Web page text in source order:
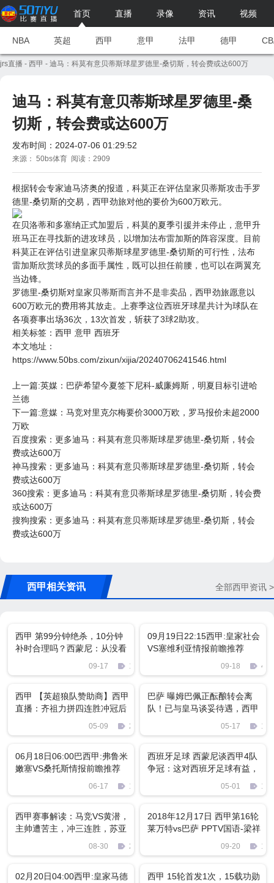
首页 直播 录像 资讯 视频
NBA 英超 西甲 意甲 法甲 德甲
jrs直播 - 西甲 - 迪马：科莫有意贝蒂斯球星罗德里-桑切斯，转会费或达600万
迪马：科莫有意贝蒂斯球星罗德里-桑
切斯，转会费或达600万
发布时间：2024-07-06 01:29:52
来源： 50bs体育 阅读：2909
根据转会专家迪马济奥的报道，科莫正在评估皇家贝蒂斯攻击手罗
德里-桑切斯的交易， 西甲劲旅对他的要价为600万欧元。
在贝洛蒂和多塞纳正式加盟后，科莫的夏季引援并未停止， 意甲升
班马正在寻找新的进攻球员，以增加法布雷加斯的阵容深度。目前
科莫正在评估引进皇家贝蒂斯球星罗德里-桑切斯的可行性，法布
雷加斯欣赏球员的多面手属性，既可以担任前腰，也可以在两翼充
当边锋。
罗德里-桑切斯对皇家贝蒂斯而言并不是非卖品，西甲劲旅愿意以
600万欧元的费用将其放走。上赛季这位西班牙球星共计为球队在
各项赛事出场36次，13次首发，斩获了3球2助攻。
相关标签： 西甲 意甲 西班牙
本文地址：
https://www.50bs.com/zixun/xijia/20240706241546.html
上一篇:英媒：巴萨希望今夏签下尼科-威廉姆斯，明夏目标引进哈
兰德
下一篇:意媒：马竞对里克尔梅要价3000万欧，罗马报价未超2000
万欧
百度搜索：更多迪马：科莫有意贝蒂斯球星罗德里-桑切斯，转会
费或达600万
神马搜索：更多迪马：科莫有意贝蒂斯球星罗德里-桑切斯，转会
费或达600万
360搜索：更多迪马：科莫有意贝蒂斯球星罗德里-桑切斯，转会费
或达600万
搜狗搜索：更多迪马：科莫有意贝蒂斯球星罗德里-桑切斯，转会
费或达600万
西甲相关资讯 全部西甲资讯 >
西甲 第99分钟绝杀，10分钟
补时合理吗？西蒙尼：从没看
09-17 1503
09月19日22:15西甲:皇家社会
VS塞维利亚情报前瞻推荐
09-18 487
西甲 【英超狼队赞助商】西甲
直播：齐祖力拼四连胜冲冠后
05-09 2857
巴萨 曝姆巴佩正酝酿转会离
队！已与皇马谈妥待遇，西甲
05-17
06月18日06:00巴西甲:弗鲁米
嫩塞VS桑托斯情报前瞻推荐
06-17 157
西班牙足球 西蒙尼谈西甲4队
争冠：这对西班牙足球有益，
05-01
西甲赛事解读：马竞VS黄潜，
主帅遭苦主，冲三连胜，苏亚
08-30 2322
2018年12月17日 西甲第16轮
莱万特vs巴萨 PPTV国语-梁祥
09-20
02月20日04:00西甲:皇家马德
西甲 15轮首发1次，15载功勋